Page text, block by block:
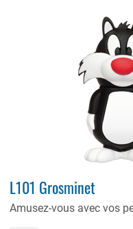
L101 Grosminet
Amusez-vous avec vos